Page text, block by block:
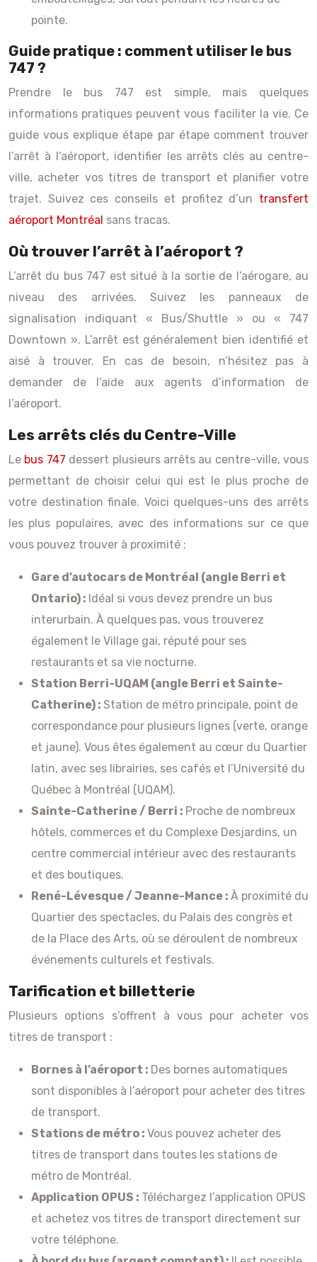
pointe.
Guide pratique : comment utiliser le bus
747 ?
Prendre le bus 747 est simple, mais quelques
informations pratiques peuvent vous faciliter la vie. Ce
guide vous explique étape par étape comment trouver
l’arrêt à l’aéroport, identifier les arrêts clés au centre-
ville, acheter vos titres de transport et planifier votre
trajet. Suivez ces conseils et profitez d’un transfert
aéroport Montréal sans tracas.
Où trouver l’arrêt à l’aéroport ?
L’arrêt du bus 747 est situé à la sortie de l’aérogare, au
niveau des arrivées. Suivez les panneaux de
signalisation indiquant « Bus/Shuttle » ou « 747
Downtown ». L’arrêt est généralement bien identifié et
aisé à trouver. En cas de besoin, n’hésitez pas à
demander de l’aide aux agents d’information de
l’aéroport.
Les arrêts clés du Centre-Ville
Le bus 747 dessert plusieurs arrêts au centre-ville, vous
permettant de choisir celui qui est le plus proche de
votre destination finale. Voici quelques-uns des arrêts
les plus populaires, avec des informations sur ce que
vous pouvez trouver à proximité :
Gare d’autocars de Montréal (angle Berri et
Ontario) : Idéal si vous devez prendre un bus
interurbain. À quelques pas, vous trouverez
également le Village gai, réputé pour ses
restaurants et sa vie nocturne.
Station Berri-UQAM (angle Berri et Sainte-
Catherine) : Station de métro principale, point de
correspondance pour plusieurs lignes (verte, orange
et jaune). Vous êtes également au cœur du Quartier
latin, avec ses librairies, ses cafés et l’Université du
Québec à Montréal (UQAM).
Sainte-Catherine / Berri : Proche de nombreux
hôtels, commerces et du Complexe Desjardins, un
centre commercial intérieur avec des restaurants
et des boutiques.
René-Lévesque / Jeanne-Mance : À proximité du
Quartier des spectacles, du Palais des congrès et
de la Place des Arts, où se déroulent de nombreux
événements culturels et festivals.
Tarification et billetterie
Plusieurs options s’offrent à vous pour acheter vos
titres de transport :
Bornes à l’aéroport : Des bornes automatiques
sont disponibles à l’aéroport pour acheter des titres
de transport.
Stations de métro : Vous pouvez acheter des
titres de transport dans toutes les stations de
métro de Montréal.
Application OPUS : Téléchargez l’application OPUS
et achetez vos titres de transport directement sur
votre téléphone.